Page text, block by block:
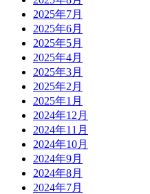
2025年7月
2025年6月
2025年5月
2025年4月
2025年3月
2025年2月
2025年1月
2024年12月
2024年11月
2024年10月
2024年9月
2024年8月
2024年7月